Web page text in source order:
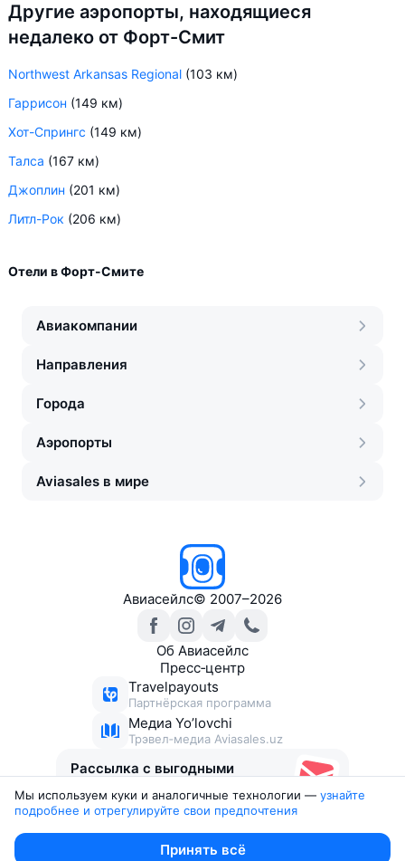
Другие аэропорты, находящиеся
недалеко от Форт-Смит
Northwest Arkansas Regional (103 км)
Гаррисон (149 км)
Хот-Спрингс (149 км)
Талса (167 км)
Джоплин (201 км)
Литл-Рок (206 км)
Отели в Форт-Смите
Авиакомпании
Направления
Города
Аэропорты
Aviasales в мире
Авиасейлс© 2007–2026
Об Авиасейлс
Пресс‑центр
Travelpayouts
Партнёрская программа
Медиа Yo’lovchi
Трэвел‑медиа Aviasales.uz
Рассылка с выгодными
Юридические документы
Мы используем куки и аналогичные технологии — узнайте
подробнее и отрегулируйте свои предпочтения
Принять всё